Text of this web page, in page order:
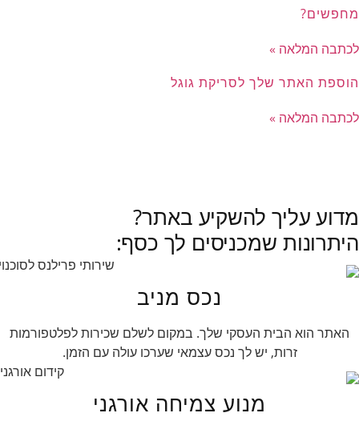
מחפשים?
לכתבה המלאה »
הוספת האתר שלך לסריקת גוגל
לכתבה המלאה »
מדוע עליך להשקיע באתר?
היתרונות שמכניסים לך כסף:
נכס מניב
האתר הוא הבית העסקי שלך. במקום לשלם שכירות לפלטפורמות
זרות, יש לך נכס עצמאי שערכו עולה עם הזמן.
מנוע צמיחה אורגני